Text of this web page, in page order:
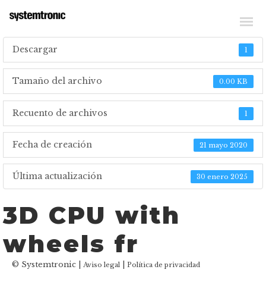
_TÉLÉCHARGER DES FICHIERS TECHNIQUES
Descargar 1
Tamaño del archivo 0.00 KB
Recuento de archivos 1
Fecha de creación 21 mayo 2020
Última actualización 30 enero 2025
3D CPU with
wheels fr
© Systemtronic | Aviso legal Política de privacidad